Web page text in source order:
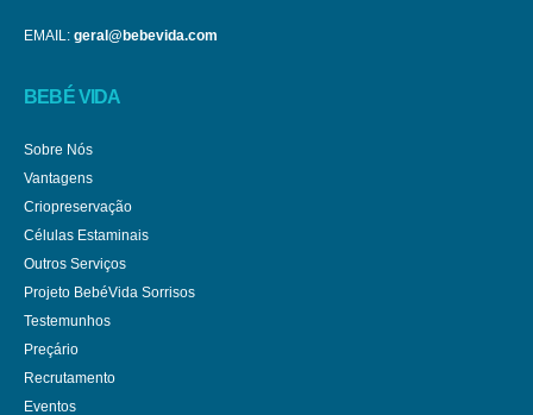
EMAIL: geral@bebevida.com
BEBÉ VIDA
Sobre Nós
Vantagens
Criopreservação
Células Estaminais
Outros Serviços
Projeto BebéVida Sorrisos
Testemunhos
Preçário
Recrutamento
Eventos